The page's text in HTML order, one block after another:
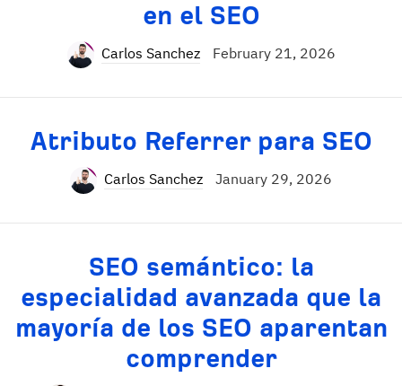
en el SEO
Carlos Sanchez February 21, 2026
Atributo Referrer para SEO
Carlos Sanchez January 29, 2026
SEO semántico: la
especialidad avanzada que la
mayoría de los SEO aparentan
comprender